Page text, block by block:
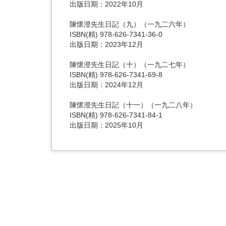
出版日期：2022年10月
陳懷澄先生日記（九）（一九二六年）
ISBN(精) 978-626-7341-36-0
出版日期：2023年12月
陳懷澄先生日記（十）（一九二七年）
ISBN(精) 978-626-7341-69-8
出版日期：2024年12月
陳懷澄先生日記（十一）（一九二八年）
ISBN(精) 978-626-7341-84-1
出版日期：2025年10月